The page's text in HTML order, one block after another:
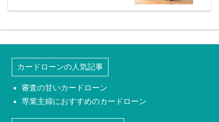
カードローンの人気記事
審査の甘いカードローン
専業主婦におすすめのカードローン